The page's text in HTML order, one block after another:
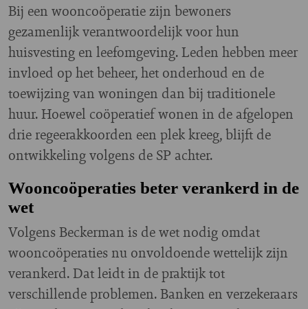
Bij een wooncoöperatie zijn bewoners
gezamenlijk verantwoordelijk voor hun
huisvesting en leefomgeving. Leden hebben meer
invloed op het beheer, het onderhoud en de
toewijzing van woningen dan bij traditionele
huur. Hoewel coöperatief wonen in de afgelopen
drie regeerakkoorden een plek kreeg, blijft de
ontwikkeling volgens de SP achter.
Wooncoöperaties beter verankerd in de
wet
Volgens Beckerman is de wet nodig omdat
wooncoöperaties nu onvoldoende wettelijk zijn
verankerd. Dat leidt in de praktijk tot
verschillende problemen. Banken en verzekeraars